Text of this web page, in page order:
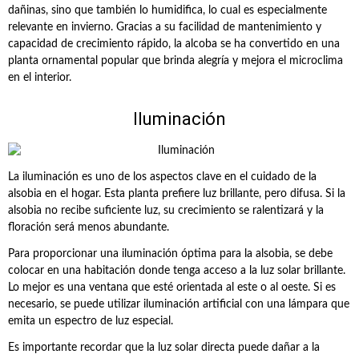
dañinas, sino que también lo humidifica, lo cual es especialmente
relevante en invierno. Gracias a su facilidad de mantenimiento y
capacidad de crecimiento rápido, la alcoba se ha convertido en una
planta ornamental popular que brinda alegría y mejora el microclima
en el interior.
Iluminación
La iluminación es uno de los aspectos clave en el cuidado de la
alsobia en el hogar. Esta planta prefiere luz brillante, pero difusa. Si la
alsobia no recibe suficiente luz, su crecimiento se ralentizará y la
floración será menos abundante.
Para proporcionar una iluminación óptima para la alsobia, se debe
colocar en una habitación donde tenga acceso a la luz solar brillante.
Lo mejor es una ventana que esté orientada al este o al oeste. Si es
necesario, se puede utilizar iluminación artificial con una lámpara que
emita un espectro de luz especial.
Es importante recordar que la luz solar directa puede dañar a la